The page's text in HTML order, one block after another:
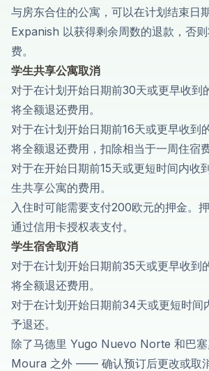
与房东合住的公寓，可以在计划结束日
Expanish 以获得剩余周数的退款，否
费。
学生共享公寓取消
对于在计划开始日期前30天或更早收到
将全额退还费用。
对于在计划开始日期前16天或更早收到
将全额退还费用，扣除相当于一周住宿
对于在开始日期前15天或更短时间内收
生共享公寓的费用。
入住时可能需要支付200欧元的押金。
通过信用卡授权表支付。
学生宿舍取消
对于在计划开始日期前35天或更早收到
将全额退还费用。
对于在计划开始日期前34天或更短时间
予退还。
除了马德里 Yugo Nuevo Norte 和巴
Moura 之外 —— 确认预订后更改或取